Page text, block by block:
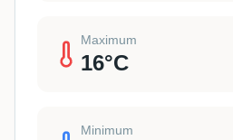
Maximum
16°C
Minimum